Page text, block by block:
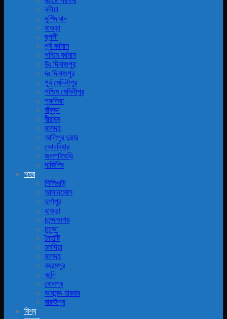
নদীয়া
মুর্শিদাবাদ
হাওড়া
হুগলী
পূর্ব বর্ধমান
পশ্চিম বর্ধমান
উঃ দিনাজপুর
দঃ দিনাজপুর
পূর্ব মেদিনীপুর
পশ্চিম মেদিনীপুর
পুরুলিয়া
বাঁকুড়া
বীরভুম
মালদহ
আলিপুর দুয়ার
কোচবিহার
জলপাইগুড়ি
দার্জিলিং
শহর
শিলিগুড়ি
আসানসোল
দুর্গাপুর
হাওড়া
চনন্দননগর
চুচুড়া
নৈহাটি
হলদিয়া
মালদহ
বহরমপুর
কান্দি
বোলপুর
ডায়মন্ড হারবার
বারুইপুর
বিশ্ব